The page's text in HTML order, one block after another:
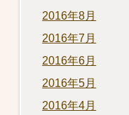
2016年8月
2016年7月
2016年6月
2016年5月
2016年4月